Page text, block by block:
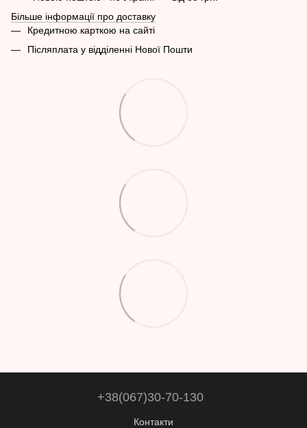
Більше інформації про доставку
Кредитною карткою на сайті
Післяплата у відділенні Нової Пошти
+38(067)30-70-130
Контакти